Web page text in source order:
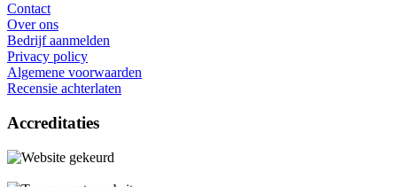
Contact
Over ons
Bedrijf aanmelden
Privacy policy
Algemene voorwaarden
Recensie achterlaten
Accreditaties